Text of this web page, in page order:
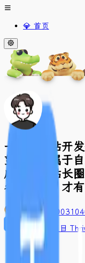
💎 首页
一直对网站开
望有一个属于
成功进入站长
各种折腾，才
豫ICP备
基于开源项目